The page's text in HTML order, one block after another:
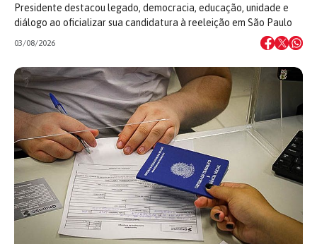
Presidente destacou legado, democracia, educação, unidade e
diálogo ao oficializar sua candidatura à reeleição em São Paulo
03/08/2026